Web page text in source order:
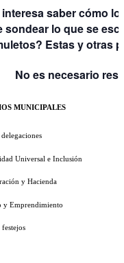
saber cómo
lo que se
Estas y otras
No es necesario
MUNICIPALES
delegaciones
Universal e Inclusión
y Hacienda
y Emprendimiento